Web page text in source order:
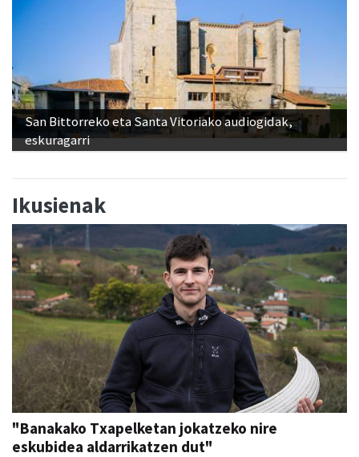
San Bittorreko eta Santa Vitoriako audiogidak,
eskuragarri
Ikusienak
"Banakako Txapelketan jokatzeko nire
eskubidea aldarrikatzen dut"